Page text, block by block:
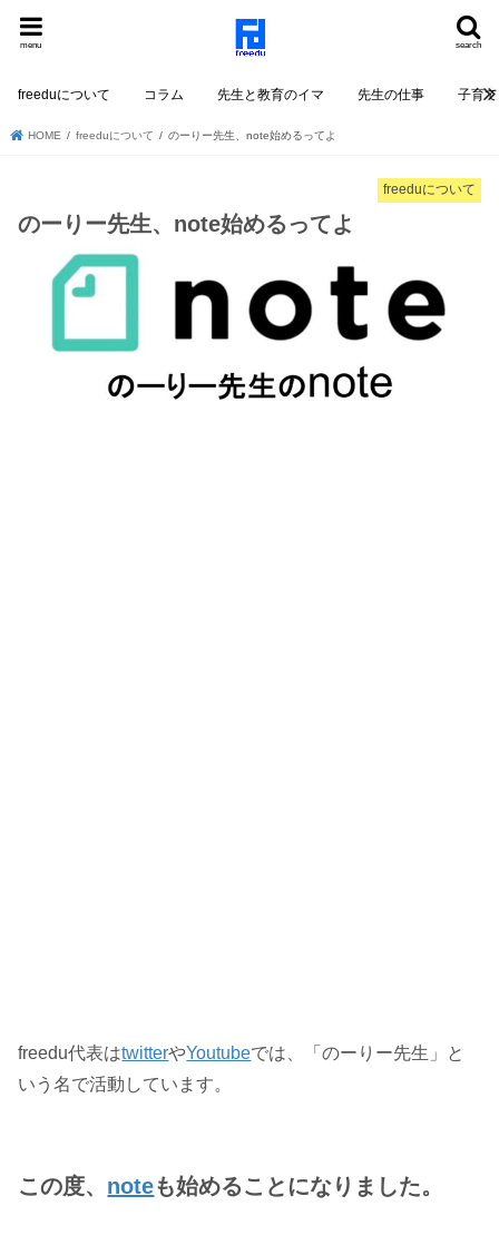
search
menu
freeduについて コラム 先生と教育のイマ 先生の仕事 子育て
HOME freeduについて のーりー先生、note始めるってよ
freeduについて
のーりー先生、note始めるってよ
freedu代表はtwitterやYoutubeでは、「のーりー先生」と
いう名で活動しています。
この度、 noteも始めることになりました。